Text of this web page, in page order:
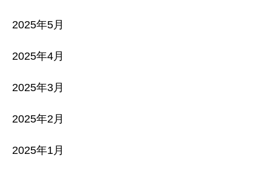
2025年5月
2025年4月
2025年3月
2025年2月
2025年1月